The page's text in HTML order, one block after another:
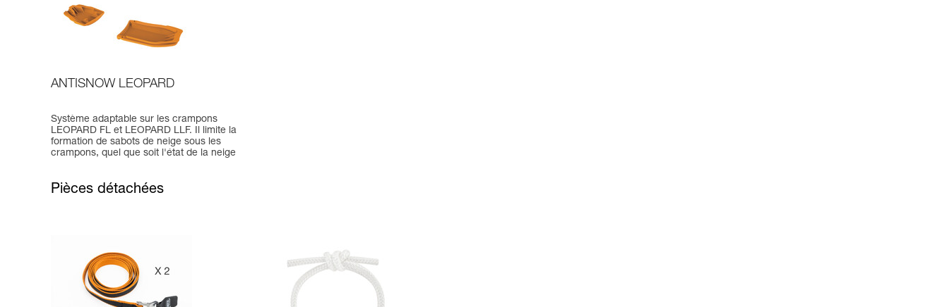
ANTISNOW LEOPARD
Système adaptable sur les crampons
LEOPARD FL et LEOPARD LLF. Il limite la
formation de sabots de neige sous les
crampons, quel que soit l'état de la neige
Pièces détachées